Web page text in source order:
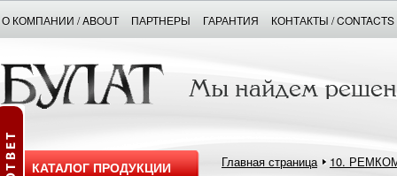
О КОМПАНИИ / ABOUT ПАРТНЕРЫ ГАРАНТИЯ КОНТАКТЫ / CONTACTS
КАТАЛОГ ПРОДУКЦИИ Главная страница 10.